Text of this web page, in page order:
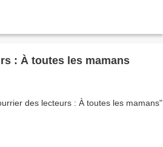
: À toutes les mamans